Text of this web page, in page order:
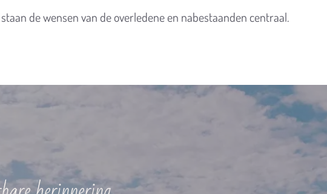
de wensen van de overledene en nabestaanden centraal.